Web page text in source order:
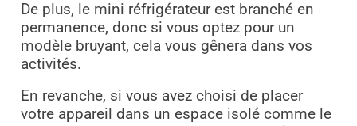
De plus, le mini réfrigérateur est branché en
permanence, donc si vous optez pour un
modèle bruyant, cela vous gênera dans vos
activités.
En revanche, si vous avez choisi de placer
votre appareil dans un espace isolé comme le